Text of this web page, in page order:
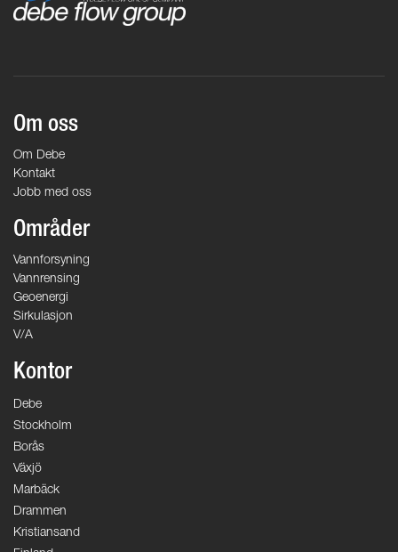
Om oss
Om Debe
Kontakt
Jobb med oss
Områder
Vannforsyning
Vannrensing
Geoenergi
Sirkulasjon
V/A
Kontor
Debe
Stockholm
Borås
Växjö
Marbäck
Drammen
Kristiansand